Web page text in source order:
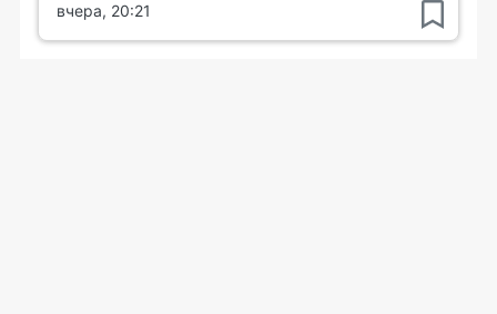
вчера, 20:21